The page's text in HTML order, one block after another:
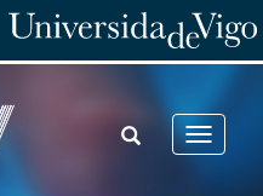
Toggle
TOGGLE
SEARCH